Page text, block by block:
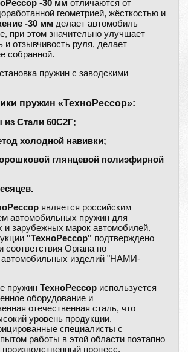
-30 мм отличаются от
геометрией, жёсткостью и
-30 мм делает автомобиль
при этом значительно улучшает
и отзывчивость руля, делает
собранной.
пружин с заводскими
пружин «ТехноРессор»:
из Стали 60С2Г;
холодной навивки;
глянцевой полиэфирной
является российским
автомобильных пружин для
и зарубежных марок автомобилей.
"ТехноРессор" подтверждено
соответствия Органа по
автомобильных изделий "НАМИ-
пружин ТехноРессор используется
оборудование и
отечественная сталь, что
уровень продукции.
специалисты с
работы в этой области поэтапно
процесс.